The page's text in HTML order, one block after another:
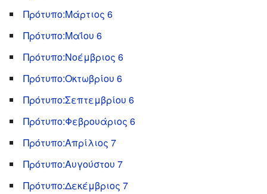
Πρότυπο:Μάρτιος 6
Πρότυπο:Μαΐου 6
Πρότυπο:Νοέμβριος 6
Πρότυπο:Οκτωβρίου 6
Πρότυπο:Σεπτεμβρίου 6
Πρότυπο:Φεβρουάριος 6
Πρότυπο:Απρίλιος 7
Πρότυπο:Αυγούστου 7
Πρότυπο:Δεκέμβριος 7